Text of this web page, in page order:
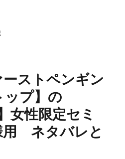
ストペンギン
ップ】の
女性限定セミ
ネタバレと